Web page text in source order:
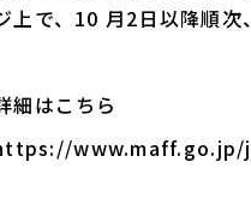
上で、10 月2日以降順次
細はこちら
www.maff.go.jp/